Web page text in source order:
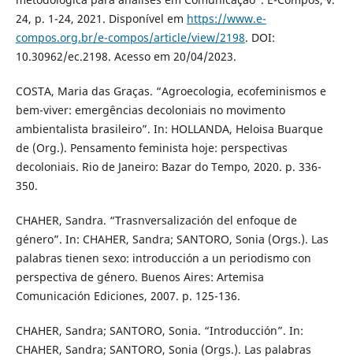
24, p. 1-24, 2021. Disponível em https://www.e-
compos.org.br/e-compos/article/view/2198. DOI:
10.30962/ec.2198. Acesso em 20/04/2023.
COSTA, Maria das Graças. “Agroecologia, ecofeminismos e
bem-viver: emergências decoloniais no movimento
ambientalista brasileiro”. In: HOLLANDA, Heloisa Buarque
de (Org.). Pensamento feminista hoje: perspectivas
decoloniais. Rio de Janeiro: Bazar do Tempo, 2020. p. 336-
350.
CHAHER, Sandra. “Trasnversalización del enfoque de
género”. In: CHAHER, Sandra; SANTORO, Sonia (Orgs.). Las
palabras tienen sexo: introducción a un periodismo con
perspectiva de género. Buenos Aires: Artemisa
Comunicación Ediciones, 2007. p. 125-136.
CHAHER, Sandra; SANTORO, Sonia. “Introducción”. In:
CHAHER, Sandra; SANTORO, Sonia (Orgs.). Las palabras